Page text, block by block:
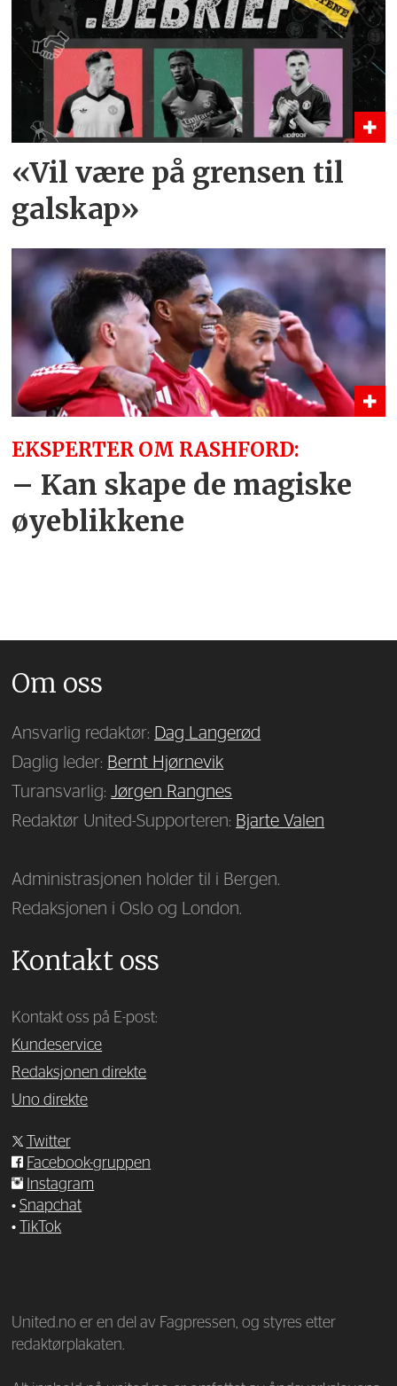
«Vil være på grensen til
galskap»
EKSPERTER OM RASHFORD:
– Kan skape de magiske
øyeblikkene
Om oss
Ansvarlig redaktør: Dag Langerød
Daglig leder: Bernt Hjørnevik
Turansvarlig:Jørgen Rangnes
Redaktør United-Supporteren: Bjarte Valen
Administrasjonen holder til i Bergen.
Redaksjonen i Oslo og London.
Kontakt oss
Kontakt oss på E-post:
Kundeservice
Redaksjonen direkte
Uno direkte
Twitter
Facebook-gruppen
Instagram
•Snapchat
•
TikTok
United.no er en del av Fagpressen, og styres etter
redaktørplakaten.